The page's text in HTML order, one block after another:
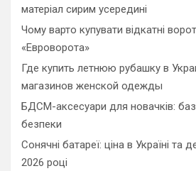
матеріал сирим усередині
Чому варто купувати відкатні
«Евроворота»
Где купить летнюю рубашку в
магазинов женской одежды
БДСМ-аксесуари для новачків:
безпеки
Сонячні батареї: ціна в Україні та
2026 році